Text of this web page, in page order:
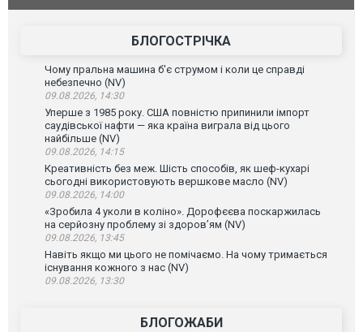
зіркового футболіста Мохамеда Салаха
БЛОГОСТРІЧКА
Чому пральна машина б'є струмом і коли це справді
небезпечно (NV)
09.08.2026, 14:30
Уперше з 1985 року. США повністю припинили імпорт
саудівської нафти — яка країна виграла від цього
найбільше (NV)
09.08.2026, 14:15
Креативність без меж. Шість способів, як шеф-кухарі
сьогодні використовують вершкове масло (NV)
09.08.2026, 14:00
«Зробила 4 уколи в коліно». Дорофєєва поскаржилась
на серйозну проблему зі здоров’ям (NV)
09.08.2026, 13:45
Навіть якщо ми цього не помічаємо. На чому тримається
існування кожного з нас (NV)
09.08.2026, 13:30
БЛОГОЖАБИ